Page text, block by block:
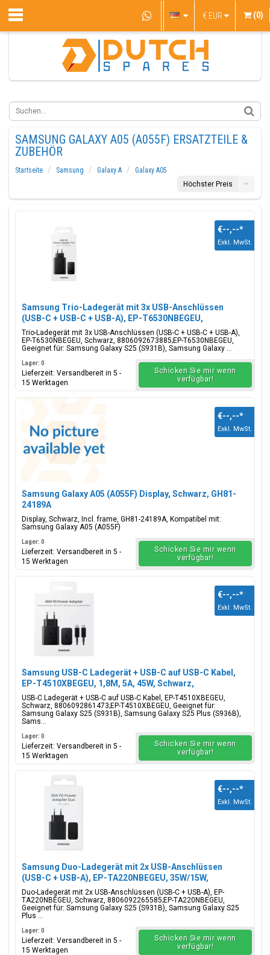
€ EUR (0)
SAMSUNG GALAXY A05 (A055F) ERSATZTEILE &
ZUBEHÖR
Startseite Samsung Galaxy A
Galaxy A05
Höchster Preis
Samsung Trio-Ladegerät mit 3x USB-Anschlüssen
(USB-C + USB-C + USB-A), EP-T6530NBEGEU,
65W/25W/15W, Schwarz, Blisterverpackung,
8806092673885;EP-T6530NBEGEU
Trio-Ladegerät mit 3x USB-Anschlüssen (USB-C + USB-C + USB-A),
EP-T6530NBEGEU, Schwarz, 8806092673885;EP-T6530NBEGEU,
Geeignet für: Samsung Galaxy S25 (S931B), Samsung Galaxy ...
€--,--*
Exkl. MwSt.
Lager: 0
Lieferzeit: Versandbereit in 5 -
15 Werktagen
Schicken Sie mir wenn
verfügbar!
Samsung Galaxy A05 (A055F) Display, Schwarz, GH81-
24189A
Display, Schwarz, Incl. frame, GH81-24189A, Kompatibel mit:
Samsung Galaxy A05 (A055F)
€--,--*
Exkl. MwSt.
Lager: 0
Lieferzeit: Versandbereit in 5 -
15 Werktagen
Schicken Sie mir wenn
verfügbar!
Samsung USB-C Ladegerät + USB-C auf USB-C Kabel,
EP-T4510XBEGEU, 1,8M, 5A, 45W, Schwarz,
Blisterverpackung, 8806092861473;EP-T4510XBEGEU
USB-C Ladegerät + USB-C auf USB-C Kabel, EP-T4510XBEGEU,
Schwarz, 8806092861473;EP-T4510XBEGEU, Geeignet für:
Samsung Galaxy S25 (S931B), Samsung Galaxy S25 Plus (S936B),
Sams...
€--,--*
Exkl. MwSt.
Lager: 0
Lieferzeit: Versandbereit in 5 -
15 Werktagen
Schicken Sie mir wenn
verfügbar!
Samsung Duo-Ladegerät mit 2x USB-Anschlüssen
(USB-C + USB-A), EP-TA220NBEGEU, 35W/15W,
Schwarz, Blisterverpackung, 8806092265585;EP-
TA220NBEGEU
Duo-Ladegerät mit 2x USB-Anschlüssen (USB-C + USB-A), EP-
TA220NBEGEU, Schwarz, 8806092265585;EP-TA220NBEGEU,
Geeignet für: Samsung Galaxy S25 (S931B), Samsung Galaxy S25
Plus ...
€--,--*
Exkl. MwSt.
Lager: 0
Lieferzeit: Versandbereit in 5 -
15 Werktagen
Schicken Sie mir wenn
verfügbar!